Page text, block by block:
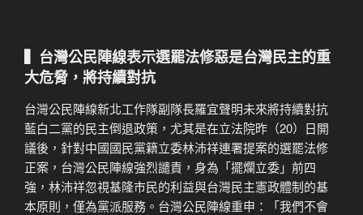
▍台灣公民陣線表示選罷法修惡是台灣民主的重
大危脅，將持續對抗
台灣公民陣線新北工作隊副隊長羅宜聲明未來將持續對抗
藍白二黨的民主倒退政策，尤其是在立法院昨（20）日開
議後，針對中國國民黨籍立委林沛祥連署提案的選罷法修
正案，台灣公民陣線強烈譴責，身為「擺爛立委」前四
強，林沛祥忽視基隆市民的利益與台灣民主憲政體制的基
本原則，僅為黨派服務。台灣公民陣線重申：「我們不會